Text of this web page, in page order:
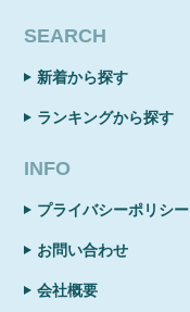
SEARCH
新着から探す
ランキングから探す
INFO
プライバシーポリシー
お問い合わせ
会社概要